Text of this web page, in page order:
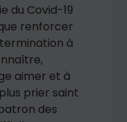
du Covid-19
renforcer
à
aimer et à
prier saint
des